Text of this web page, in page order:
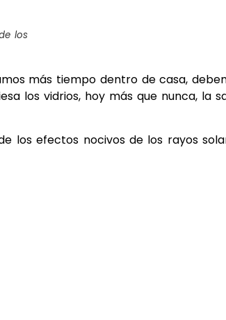
los
más tiempo dentro de casa,
los vidrios, hoy más que nunca, la
los efectos nocivos de los rayos